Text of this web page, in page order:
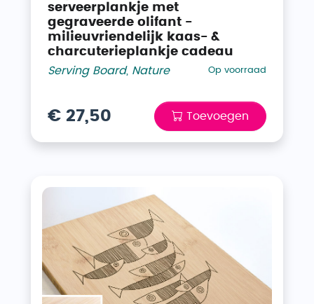
serveerplankje met
gegraveerde olifant -
milieuvriendelijk kaas- &
charcuterieplankje cadeau
Serving Board, Nature Op voorraad
€ 27,50 Toevoegen